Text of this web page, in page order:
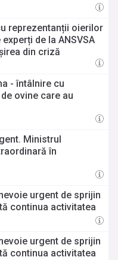
reprezentanții oierilor
de la ANSVSA
din criză
- întâlnire cu
ovine care au
Ministrul
în
urgent de sprijin
continua activitatea
urgent de sprijin
continua activitatea